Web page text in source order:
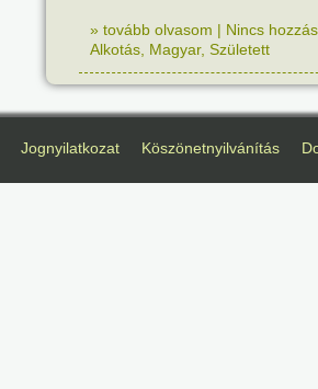
» tovább olvasom | Nincs
Alkotás Magyar, Született
Jognyilatkozat Köszönetnyilvánítás